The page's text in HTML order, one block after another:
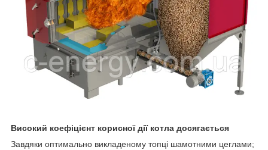
Високий коефіцієнт корисної дії котла досягається
Завдяки оптимально викладеному топці шамотними цеглами;